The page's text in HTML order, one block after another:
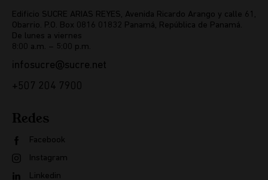
Edificio SUCRE ARIAS REYES, Avenida Ricardo Arango y calle 61,
Obarrio. P.O. Box 0816 01832 Panamá, República de Panamá.
De lunes a viernes
8:00 a.m. – 5:00 p.m.
infosucre@sucre.net
+507 204 7900
Redes
Facebook
Instagram
Linkedin